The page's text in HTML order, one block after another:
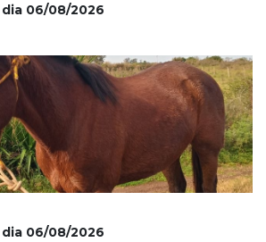
06/08/2026
06/08/2026